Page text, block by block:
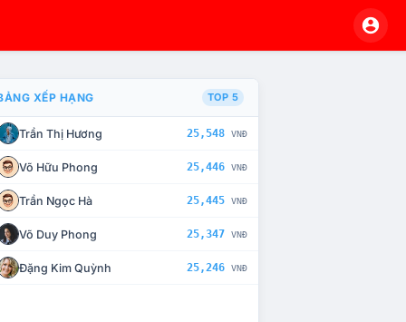
CHẾ TÀI XỬ LÝ VI PHẠM
XẾP HẠNG TOP 5
Trần Thị Hương 25,548 VNĐ
Võ Hữu Phong 25,446 VNĐ
Trần Ngọc Hà 25,445 VNĐ
Võ Duy Phong 25,347 VNĐ
Đặng Kim Quỳnh 25,246 VNĐ